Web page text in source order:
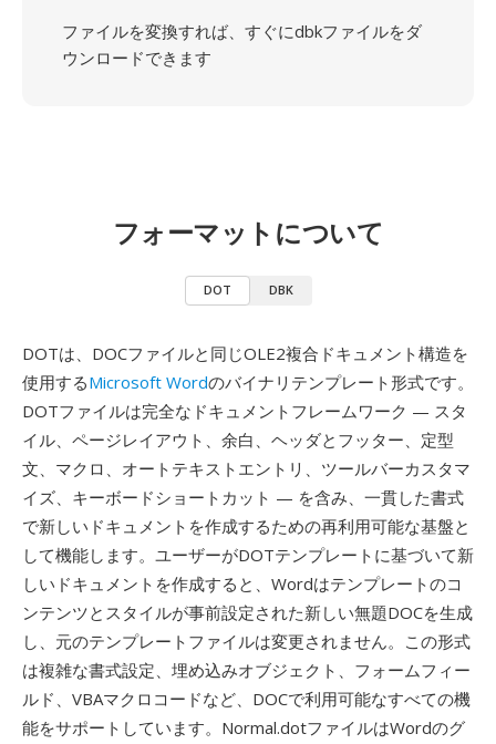
ファイルを変換すれば、すぐにdbkファイルをダ
ウンロードできます
フォーマットについて
DOT DBK
DOTは、DOCファイルと同じOLE2複合ドキュメント構造を
使用するMicrosoft Wordのバイナリテンプレート形式です。
DOTファイルは完全なドキュメントフレームワーク — スタ
イル、ページレイアウト、余白、ヘッダとフッター、定型
文、マクロ、オートテキストエントリ、ツールバーカスタマ
イズ、キーボードショートカット — を含み、一貫した書式
で新しいドキュメントを作成するための再利用可能な基盤と
して機能します。ユーザーがDOTテンプレートに基づいて新
しいドキュメントを作成すると、Wordはテンプレートのコ
ンテンツとスタイルが事前設定された新しい無題DOCを生成
し、元のテンプレートファイルは変更されません。この形式
は複雑な書式設定、埋め込みオブジェクト、フォームフィー
ルド、VBAマクロコードなど、DOCで利用可能なすべての機
能をサポートしています。Normal.dotファイルはWordのグ